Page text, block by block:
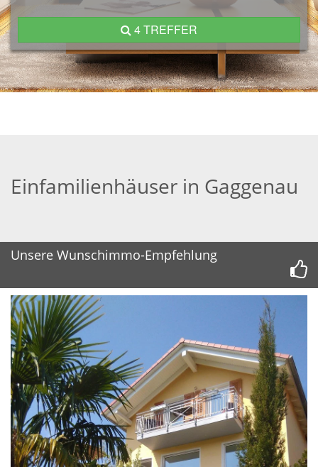
4 TREFFER
Einfamilienhäuser in Gaggenau
Unsere Wunschimmo-Empfehlung